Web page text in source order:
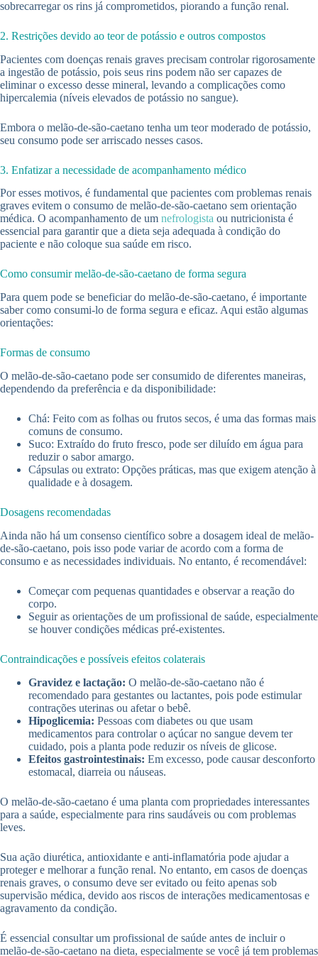
sobrecarregar os rins já comprometidos, piorando a função renal.
2. Restrições devido ao teor de potássio e outros compostos
Pacientes com doenças renais graves precisam controlar rigorosamente
a ingestão de potássio, pois seus rins podem não ser capazes de
eliminar o excesso desse mineral, levando a complicações como
hipercalemia (níveis elevados de potássio no sangue).
Embora o melão-de-são-caetano tenha um teor moderado de potássio,
seu consumo pode ser arriscado nesses casos.
3. Enfatizar a necessidade de acompanhamento médico
Por esses motivos, é fundamental que pacientes com problemas renais
graves evitem o consumo de melão-de-são-caetano sem orientação
médica. O acompanhamento de um nefrologista ou nutricionista é
essencial para garantir que a dieta seja adequada à condição do
paciente e não coloque sua saúde em risco.
Como consumir melão-de-são-caetano de forma segura
Para quem pode se beneficiar do melão-de-são-caetano, é importante
saber como consumi-lo de forma segura e eficaz. Aqui estão algumas
orientações:
Formas de consumo
O melão-de-são-caetano pode ser consumido de diferentes maneiras,
dependendo da preferência e da disponibilidade:
Chá: Feito com as folhas ou frutos secos, é uma das formas mais
comuns de consumo.
Suco: Extraído do fruto fresco, pode ser diluído em água para
reduzir o sabor amargo.
Cápsulas ou extrato: Opções práticas, mas que exigem atenção à
qualidade e à dosagem.
Dosagens recomendadas
Ainda não há um consenso científico sobre a dosagem ideal de melão-
de-são-caetano, pois isso pode variar de acordo com a forma de
consumo e as necessidades individuais. No entanto, é recomendável:
Começar com pequenas quantidades e observar a reação do
corpo.
Seguir as orientações de um profissional de saúde, especialmente
se houver condições médicas pré-existentes.
Contraindicações e possíveis efeitos colaterais
Gravidez e lactação: O melão-de-são-caetano não é
recomendado para gestantes ou lactantes, pois pode estimular
contrações uterinas ou afetar o bebê.
Hipoglicemia: Pessoas com diabetes ou que usam
medicamentos para controlar o açúcar no sangue devem ter
cuidado, pois a planta pode reduzir os níveis de glicose.
Efeitos gastrointestinais: Em excesso, pode causar desconforto
estomacal, diarreia ou náuseas.
O melão-de-são-caetano é uma planta com propriedades interessantes
para a saúde, especialmente para rins saudáveis ou com problemas
leves.
Sua ação diurética, antioxidante e anti-inflamatória pode ajudar a
proteger e melhorar a função renal. No entanto, em casos de doenças
renais graves, o consumo deve ser evitado ou feito apenas sob
supervisão médica, devido aos riscos de interações medicamentosas e
agravamento da condição.
É essencial consultar um profissional de saúde antes de incluir o
melão-de-são-caetano na dieta, especialmente se você já tem problemas